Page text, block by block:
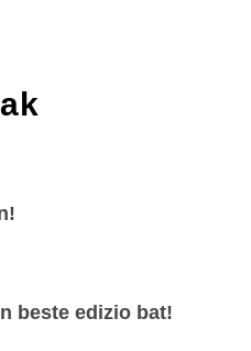
beste edizio bat!